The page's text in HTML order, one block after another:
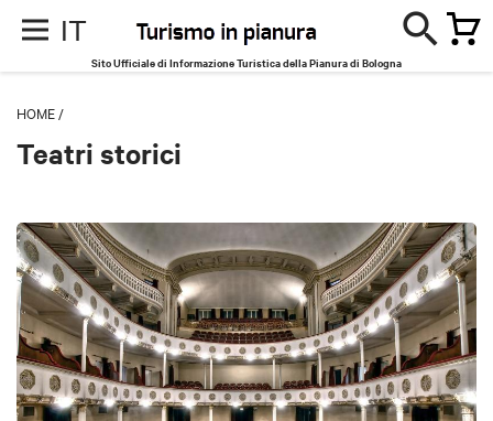
IT
Sito Ufficiale di Informazione Turistica della Pianura di Bologna
HOME /
Teatri storici